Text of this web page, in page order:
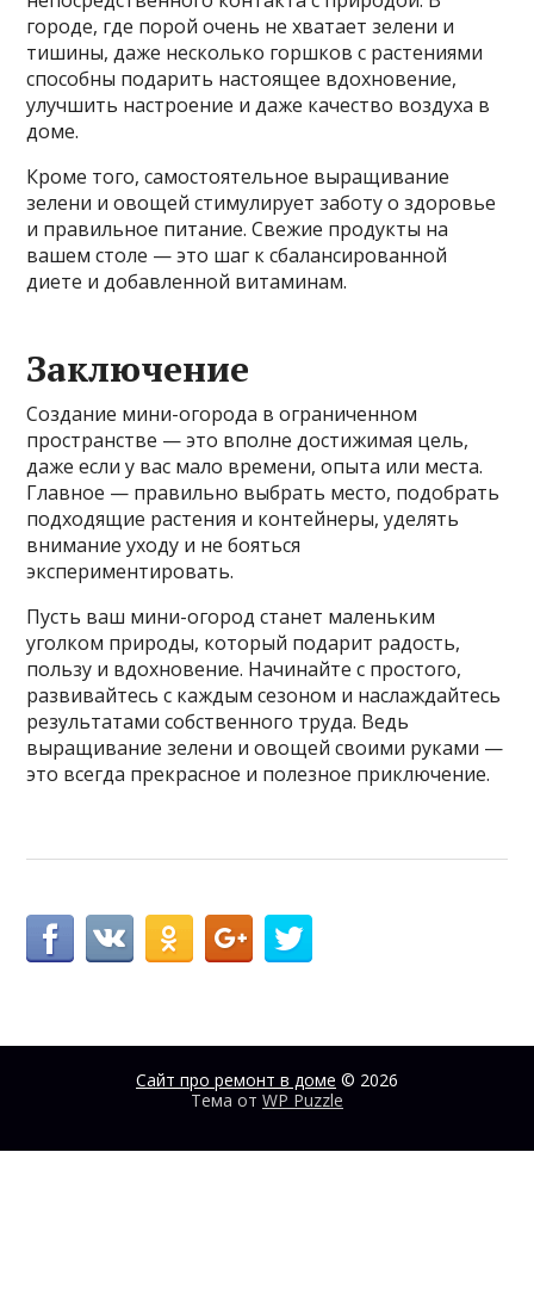
городе, где порой очень не хватает зелени и
тишины, даже несколько горшков с растениями
способны подарить настоящее вдохновение,
улучшить настроение и даже качество воздуха в
доме.
Кроме того, самостоятельное выращивание
зелени и овощей стимулирует заботу о здоровье
и правильное питание. Свежие продукты на
вашем столе — это шаг к сбалансированной
диете и добавленной витаминам.
Заключение
Создание мини-огорода в ограниченном
пространстве — это вполне достижимая цель,
даже если у вас мало времени, опыта или места.
Главное — правильно выбрать место, подобрать
подходящие растения и контейнеры, уделять
внимание уходу и не бояться
экспериментировать.
Пусть ваш мини-огород станет маленьким
уголком природы, который подарит радость,
пользу и вдохновение. Начинайте с простого,
развивайтесь с каждым сезоном и наслаждайтесь
результатами собственного труда. Ведь
выращивание зелени и овощей своими руками —
это всегда прекрасное и полезное приключение.
Сайт про ремонт в доме © 2026
Тема от WP Puzzle